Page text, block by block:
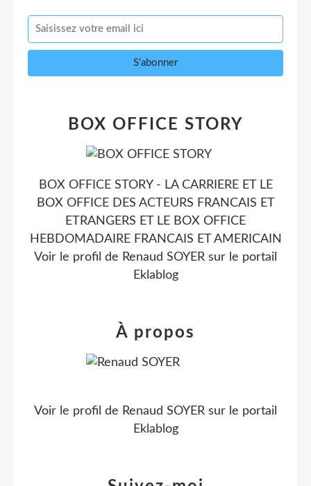
BOX OFFICE STORY
BOX OFFICE STORY - LA CARRIERE ET LE
BOX OFFICE DES ACTEURS FRANCAIS ET
ETRANGERS ET LE BOX OFFICE
HEBDOMADAIRE FRANCAIS ET AMERICAIN
Voir le profil de Renaud SOYER sur le portail
Eklablog
À propos
Voir le profil de Renaud SOYER sur le portail
Eklablog